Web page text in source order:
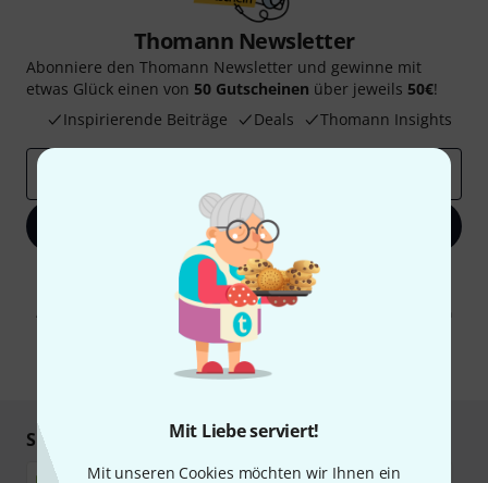
Mit Liebe serviert!
Mit unseren Cookies möchten wir Ihnen ein
Thomann Newsletter
Abonniere den Thomann Newsletter und gewinne mit
etwas Glück einen von 50 Gutscheinen über jeweils 50€!
Inspirierende Beiträge
Deals Thomann Insights
Jetzt anmelden
Mit Klick auf „Jetzt anmelden“ stimmen Sie dem Erhalt von E-Mail-
Werbung und einer Messung des E-Mail-Nutzungsverhaltens zu. Die
Abmeldung ist jederzeit möglich. Weitere Informationen finden Sie in
unseren
Datenschutzhinweisen
* Pflichtfeld
Sicher einkaufen & bezahlen